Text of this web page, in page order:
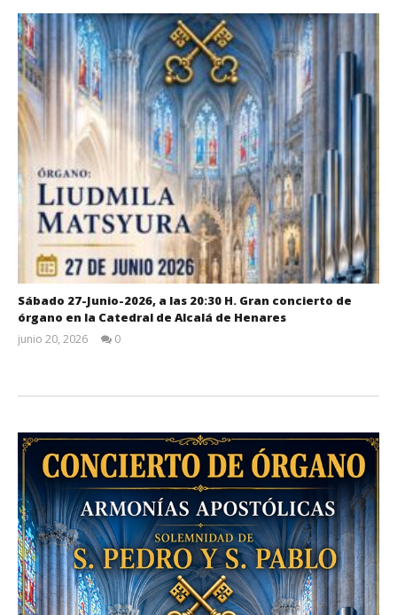
Sábado 27-Junio-2026, a las 20:30 H. Gran concierto de
órgano en la Catedral de Alcalá de Henares
junio 20, 2026
0